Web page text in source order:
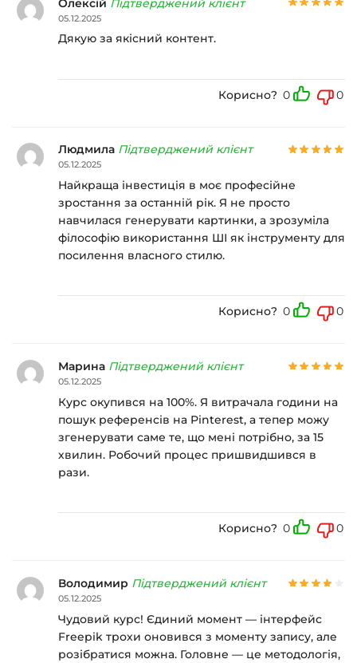
05.12.2025
Дякую за якісний контент.
Корисно? 0 0
Людмила Підтверджений клієнт
05.12.2025
Найкраща інвестиція в моє професійне
зростання за останній рік. Я не просто
навчилася генерувати картинки, а зрозуміла
філософію використання ШІ як інструменту для
посилення власного стилю.
Корисно? 0 0
Марина Підтверджений клієнт
05.12.2025
Курс окупився на 100%. Я витрачала години на
пошук референсів на Pinterest, а тепер можу
згенерувати саме те, що мені потрібно, за 15
хвилин. Робочий процес пришвидшився в
рази.
Корисно? 0 0
Володимир Підтверджений клієнт
05.12.2025
Чудовий курс! Єдиний момент — інтерфейс
Freepik трохи оновився з моменту запису, але
розібратися можна. Головне — це методологія,